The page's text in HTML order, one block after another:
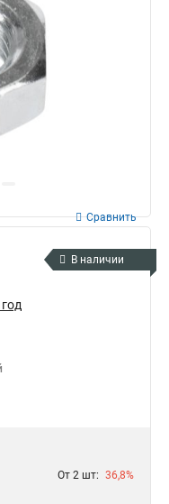
Сравнить
В наличии
От 2 шт: 36,8%